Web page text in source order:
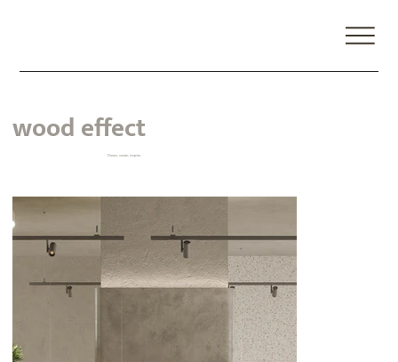
wood effect
Dream, create, inspire.